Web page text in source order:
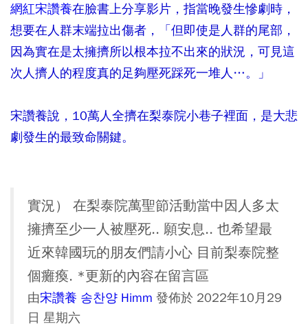
網紅宋讚養在臉書上分享影片，指當晚發生慘劇時，
想要在人群末端拉出傷者，「但即使是人群的尾部，
因為實在是太擁擠所以根本拉不出來的狀況，可見這
次人擠人的程度真的足夠壓死踩死一堆人…。」
宋讚養說，10萬人全擠在梨泰院小巷子裡面，是大悲
劇發生的最致命關鍵。
實況） 在梨泰院萬聖節活動當中因人多太
擁擠至少一人被壓死.. 願安息.. 也希望最
近來韓國玩的朋友們請小心 目前梨泰院整
個癱瘓. *更新的內容在留言區
由宋讚養 송찬양 Himm 發佈於 2022年10月29
日 星期六